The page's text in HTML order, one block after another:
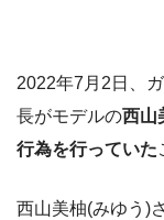
2022年7月2日、
長がモデルの西山
行為を行っていた
西山美柚(みゆう)